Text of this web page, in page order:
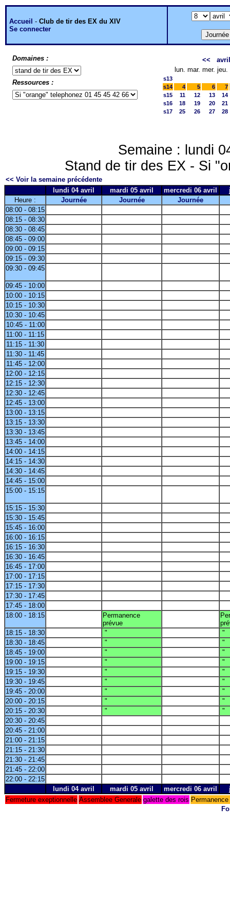
Accueil - Club de tir des EX du XIV
Se connecter
Domaines :
Ressources :
<<
lun. mar. mer. jeu.
s13
s14
4 5 6
7
s15
11 12 13
14
s16
18 19 20
21
s17
25 26 27 28
Semaine : lundi
Stand de tir des EX - Si
<< Voir la semaine précédente
lundi 04 avril
mardi 05 avril mercredi 06 avril
Heure :
Journée Journée
Journée
08:00 - 08:15
08:15 - 08:30
08:30 - 08:45
08:45 - 09:00
09:00 - 09:15
09:15 - 09:30
09:30 - 09:45
09:45 - 10:00
10:00 - 10:15
10:15 - 10:30
10:30 - 10:45
10:45 - 11:00
11:00 - 11:15
11:15 - 11:30
11:30 - 11:45
11:45 - 12:00
12:00 - 12:15
12:15 - 12:30
12:30 - 12:45
12:45 - 13:00
13:00 - 13:15
13:15 - 13:30
13:30 - 13:45
13:45 - 14:00
14:00 - 14:15
14:15 - 14:30
14:30 - 14:45
14:45 - 15:00
15:00 - 15:15
15:15 - 15:30
15:30 - 15:45
15:45 - 16:00
16:00 - 16:15
16:15 - 16:30
16:30 - 16:45
16:45 - 17:00
17:00 - 17:15
17:15 - 17:30
17:30 - 17:45
17:45 - 18:00
18:00 - 18:15
Permanence
prévue
18:15 - 18:30
"
"
18:30 - 18:45
"
"
18:45 - 19:00
"
"
19:00 - 19:15
"
"
19:15 - 19:30
"
"
19:30 - 19:45
"
"
19:45 - 20:00
"
"
20:00 - 20:15
"
"
20:15 - 20:30
"
"
20:30 - 20:45
20:45 - 21:00
21:00 - 21:15
21:15 - 21:30
21:30 - 21:45
21:45 - 22:00
22:00 - 22:15
lundi 04 avril
mardi 05 avril mercredi 06 avril
Fermeture exeptionnelle Assemblee Generale galette des rois